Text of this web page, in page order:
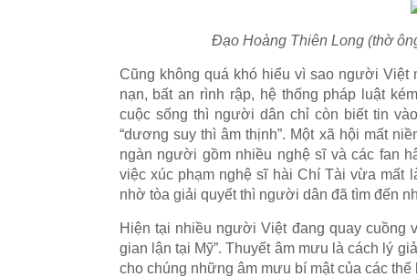
Đạo Hoàng Thiên Long (thờ
Cũng không quá khó hiểu vì sao người Việt
nạn, bất an rình rập, hệ thống pháp luật
cuộc sống thì người dân chỉ còn biết tin
“dương suy thì âm thịnh”. Một xã hội mất
ngàn người gồm nhiều nghệ sĩ và các fan
việc xúc phạm nghệ sĩ hài Chí Tài vừa mất
nhờ tòa giải quyết thì người dân đã tìm đến
Hiện tại nhiều người Việt đang quay cuồng
gian lận tại Mỹ”. Thuyết âm mưu là cách lý
cho chúng những âm mưu bí mật của các